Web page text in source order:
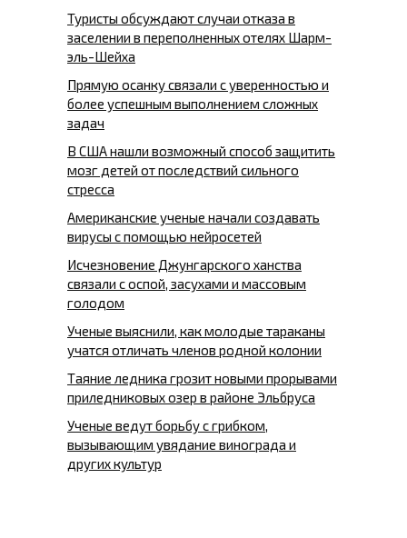
Туристы обсуждают случаи отказа в
заселении в переполненных отелях Шарм-
эль-Шейха
Прямую осанку связали с уверенностью и
более успешным выполнением сложных
задач
В США нашли возможный способ защитить
мозг детей от последствий сильного
стресса
Американские ученые начали создавать
вирусы с помощью нейросетей
Исчезновение Джунгарского ханства
связали с оспой, засухами и массовым
голодом
Ученые выяснили, как молодые тараканы
учатся отличать членов родной колонии
Таяние ледника грозит новыми прорывами
приледниковых озер в районе Эльбруса
Ученые ведут борьбу с грибком,
вызывающим увядание винограда и
других культур